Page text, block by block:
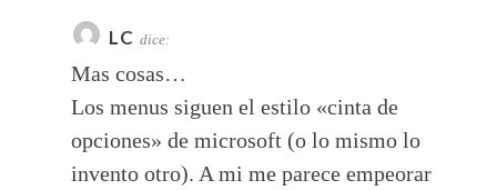
LC dice:
Mas cosas…
Los menus siguen el estilo «cinta de
opciones» de microsoft (o lo mismo lo
invento otro). A mi me parece empeorar